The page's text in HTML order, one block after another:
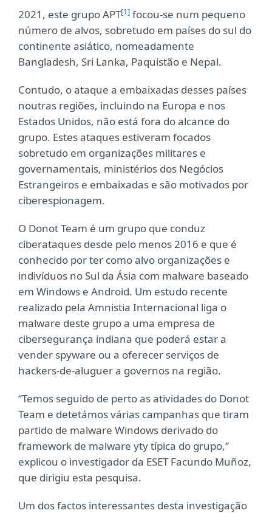
2021, este grupo APT[1] focou-se num pequeno
número de alvos, sobretudo em países do sul do
continente asiático, nomeadamente
Bangladesh, Sri Lanka, Paquistão e Nepal.
Contudo, o ataque a embaixadas desses países
noutras regiões, incluindo na Europa e nos
Estados Unidos, não está fora do alcance do
grupo. Estes ataques estiveram focados
sobretudo em organizações militares e
governamentais, ministérios dos Negócios
Estrangeiros e embaixadas e são motivados por
ciberespionagem.
O Donot Team é um grupo que conduz
ciberataques desde pelo menos 2016 e que é
conhecido por ter como alvo organizações e
indivíduos no Sul da Ásia com malware baseado
em Windows e Android. Um estudo recente
realizado pela Amnistia Internacional liga o
malware deste grupo a uma empresa de
cibersegurança indiana que poderá estar a
vender spyware ou a oferecer serviços de
hackers-de-aluguer a governos na região.
“Temos seguido de perto as atividades do Donot
Team e detetámos várias campanhas que tiram
partido de malware Windows derivado do
framework de malware yty típica do grupo,”
explicou o investigador da ESET Facundo Muñoz,
que dirigiu esta pesquisa.
Um dos factos interessantes desta investigação